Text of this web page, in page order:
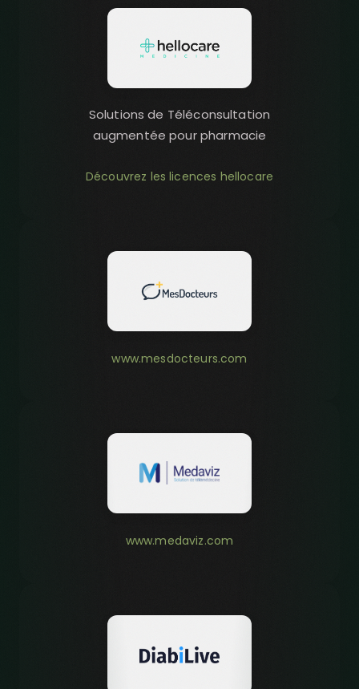
Solutions de Téléconsultation
augmentée pour pharmacie
Découvrez les licences hellocare
www.mesdocteurs.com
www.medaviz.com